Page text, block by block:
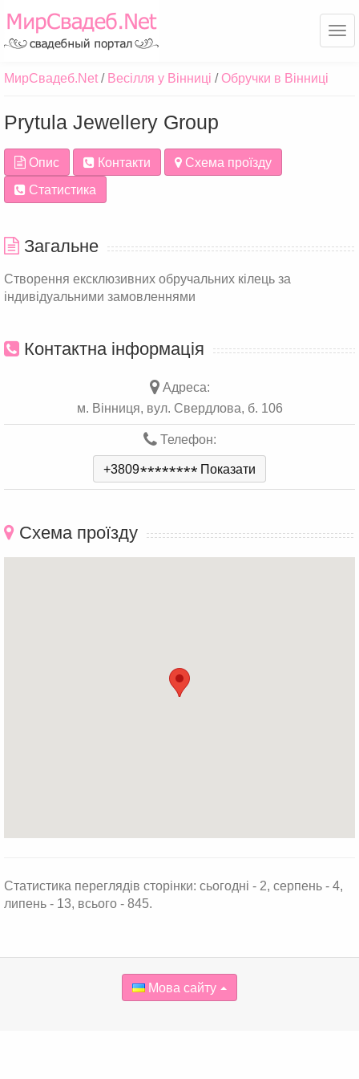
МирСвадеб.Net Весілля у Вінниці Обручки в Вінниці
Prytula Jewellery Group
Опис Контакти
Схема проїзду
Статистика
Загальне
Створення ексклюзивних обручальних кілець за
індивідуальними замовленнями
Контактна інформація
Адреса:
м. Вінниця, вул. Свердлова, б. 106
Телефон:
+3809******** Показати
Схема проїзду
Статистика переглядів сторінки: сьогодні - 2, серпень - 4,
липень - 13, всього - 845.
Мова сайту